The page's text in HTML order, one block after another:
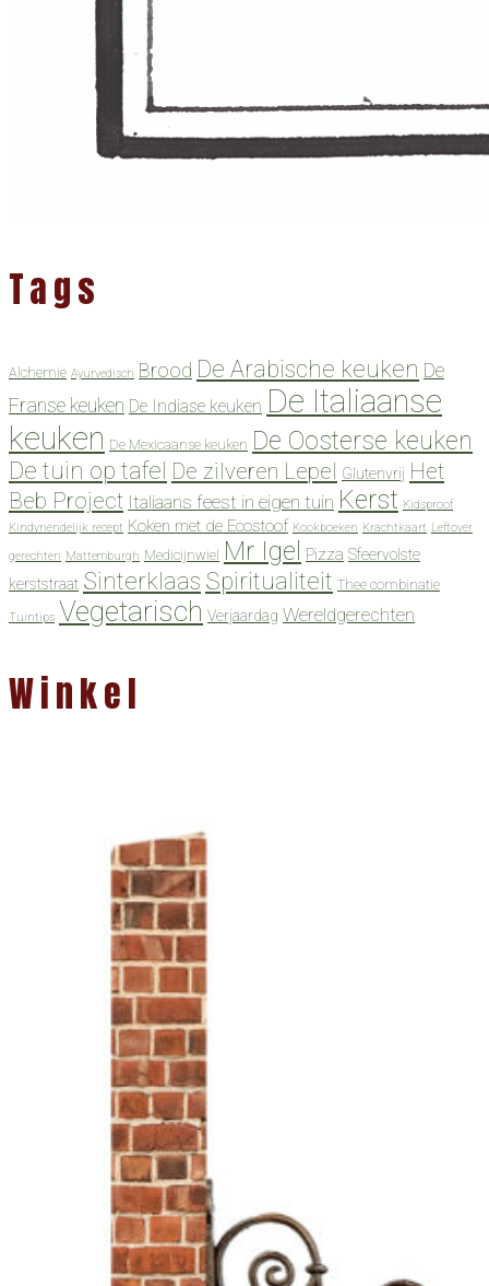
Tags
Alchemie Ayurvedisch Brood De Arabische keuken De
Franse keuken De Indiase keuken De Italiaanse
keuken De Mexicaanse keuken De Oosterse keuken
De tuin op tafel De zilveren Lepel Glutenvrij Het
Beb Project Italiaans feest in eigen tuin Kerst Kidsproof
Kindvriendelijk recept Koken met de Ecostoof Kookboeken Krachtkaart Leftover
gerechten Mattemburgh Medicijnwiel Mr Igel Pizza Sfeervolste
kerststraat Sinterklaas Spiritualiteit Thee combinatie
Tuintips Vegetarisch Verjaardag Wereldgerechten
Winkel